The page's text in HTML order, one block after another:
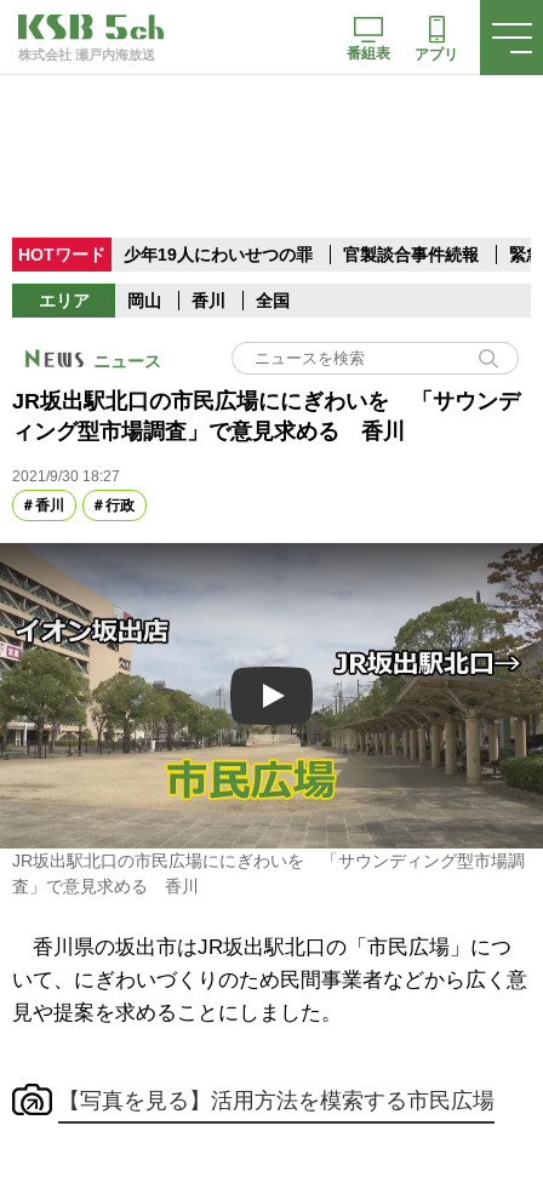
株式会社 瀬戸内海放送 番組表 アプリ
HOTワード 少年19人にわいせつの罪 官製談合事件続報 緊
エリア 岡山 香川 全国
ニュース
JR坂出駅北口の市民広場ににぎわいを 「サウンデ
ィング型市場調査」で意見求める 香川
2021/9/30 18:27
香川
行政
Play
JR坂出駅北口の市民広場ににぎわいを 「サウンディング型市場調
査」で意見求める 香川
香川県の坂出市はJR坂出駅北口の「市民広場」につ
いて、にぎわいづくりのため民間事業者などから広く意
見や提案を求めることにしました。
【写真を見る】活用方法を模索する市民広場